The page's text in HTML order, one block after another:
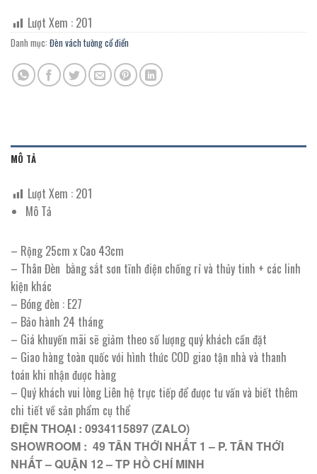
Lượt Xem : 201
Danh mục: Đèn vách tường cổ điển
MÔ TẢ
Lượt Xem : 201
Mô Tả
– Rộng 25cm x Cao 43cm
– Thân Đèn bằng sắt sơn tĩnh điện chống rỉ và thủy tinh + các linh
kiện khác
– Bóng đèn : E27
– Bảo hành 24 tháng
– Giá khuyến mãi sẽ giảm theo số lượng quý khách cần đặt
– Giao hàng toàn quốc với hình thức COD giao tận nhà và thanh
toán khi nhận được hàng
– Quý khách vui lòng Liên hệ trực tiếp để được tư vấn và biết thêm
chi tiết về sản phẩm cụ thể
ĐIỆN THOẠI : 0934115897 (ZALO)
SHOWROOM : 49 TÂN THỚI NHẤT 1 – P. TÂN THỚI
NHẤT – QUẬN 12 – TP HỒ CHÍ MINH